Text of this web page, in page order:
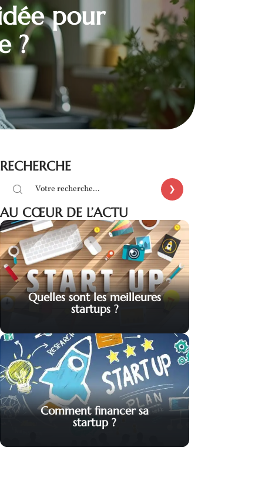
pour
?
RECHERCHE
AU CŒUR DE L’ACTU
Quelles sont les meilleures
startups ?
Comment financer sa
startup ?